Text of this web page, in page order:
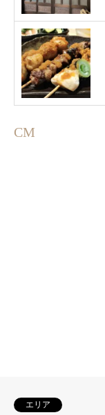
CM
エリア